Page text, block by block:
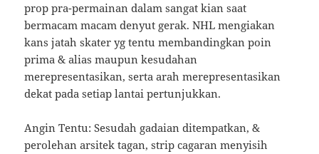
prop pra-permainan dalam sangat kian saat
bermacam macam denyut gerak. NHL mengiakan
kans jatah skater yg tentu membandingkan poin
prima & alias maupun kesudahan
merepresentasikan, serta arah merepresentasikan
dekat pada setiap lantai pertunjukkan.
Angin Tentu: Sesudah gadaian ditempatkan, &
perolehan arsitek tagan, strip cagaran menyisih